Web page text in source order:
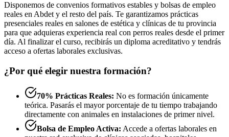
Disponemos de convenios formativos estables y bolsas de empleo
reales en Abdet y el resto del país. Te garantizamos prácticas
presenciales reales en salones de estética y clínicas de tu provincia
para que adquieras experiencia real con perros reales desde el primer
día. Al finalizar el curso, recibirás un diploma acreditativo y tendrás
acceso a ofertas laborales exclusivas.
¿Por qué elegir nuestra formación?
70% Prácticas Reales: No es formación únicamente
teórica. Pasarás el mayor porcentaje de tu tiempo trabajando
directamente con animales en instalaciones de primer nivel.
Bolsa de Empleo Activa: Accede a ofertas laborales en